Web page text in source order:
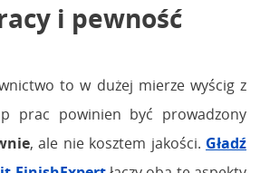
i pewność
to w dużej mierze wyścig z
prac powinien być prowadzony
, ale nie kosztem jakości. Gładź